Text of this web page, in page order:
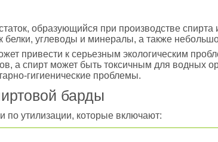
образующийся при производстве
белки, углеводы и минералы, а также
привести к серьезным экологическим
а спирт может быть токсичным для водных
гигиенические проблемы.
барды
по утилизации, которые включают: